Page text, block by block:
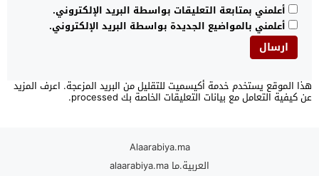
أعلمني بمتابعة التعليقات بواسطة البريد الإلكتروني.
أعلمني بالمواضيع الجديدة بواسطة البريد الإلكتروني.
هذا الموقع يستخدم خدمة أكيسميت للتقليل من البريد المزعجة. اعرف المزيد
عن كيفية التعامل مع بيانات التعليقات الخاصة بك processed .
Alaarabiya.ma
العربية.ما alaarabiya.ma